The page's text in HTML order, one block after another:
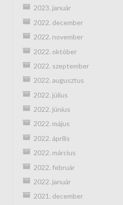
2023. január
2022. december
2022. november
2022. október
2022. szeptember
2022. augusztus
2022. július
2022. június
2022. május
2022. április
2022. március
2022. február
2022. január
2021. december